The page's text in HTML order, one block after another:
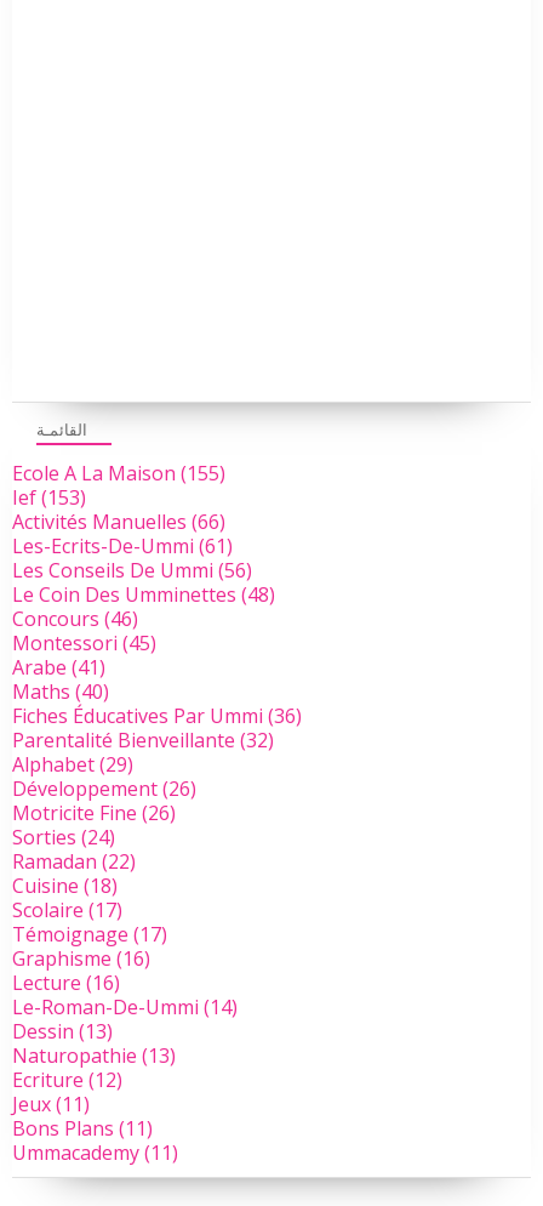
القائمـة
Ecole A La Maison (155)
Ief(153)
Activités Manuelles (66)
Les-Ecrits-De-Ummi (61)
Les Conseils De Ummi (56)
Le Coin Des Umminettes (48)
Concours (46)
Montessori (45)
Arabe (41)
Maths (40)
Fiches Éducatives Par Ummi (36)
Parentalité Bienveillante (32)
Alphabet(29)
Développement(26)
Motricite Fine (26)
Sorties (24)
Ramadan (22)
Cuisine (18)
Scolaire (17)
Témoignage (17)
Graphisme (16)
Lecture (16)
Le-Roman-De-Ummi (14)
Dessin (13)
Naturopathie (13)
Ecriture (12)
Jeux(11)
Bons Plans (11)
Ummacademy(11)